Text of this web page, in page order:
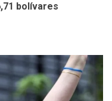
bolívares